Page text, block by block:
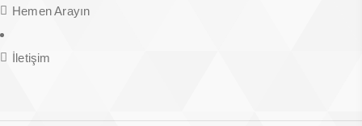
Hemen Arayın
İletişim